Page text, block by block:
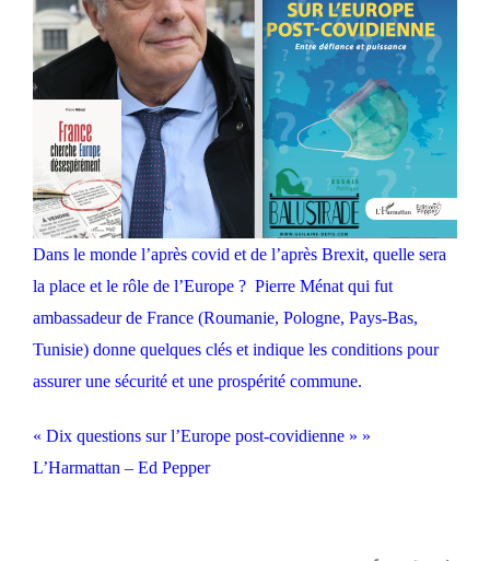
Dans le monde l’après covid et de l’après Brexit, quelle sera
la place et le rôle de l’Europe ? Pierre Ménat qui fut
ambassadeur de France (Roumanie, Pologne, Pays-Bas,
Tunisie) donne quelques clés et indique les conditions pour
assurer une sécurité et une prospérité commune.
« Dix questions sur l’Europe post-covidienne » »
L’Harmattan – Ed Pepper